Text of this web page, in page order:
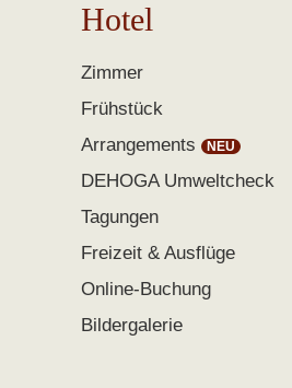
Hotel
Zimmer
Frühstück
Arrangements
DEHOGA Umweltcheck
Tagungen
Freizeit & Ausflüge
Online-Buchung
Bildergalerie